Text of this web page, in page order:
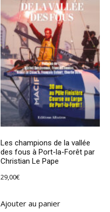
Les champions de la vallée
des fous à Port-la-Forêt par
Christian Le Pape
29,00€
Ajouter au panier